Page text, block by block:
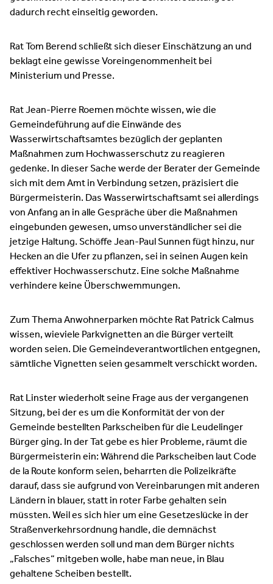
dadurch recht einseitig geworden.
Rat Tom Berend schließt sich dieser Einschätzung an und
beklagt eine gewisse Voreingenommenheit bei
Ministerium und Presse.
Rat Jean-Pierre Roemen möchte wissen, wie die
Gemeindeführung auf die Einwände des
Wasserwirtschaftsamtes bezüglich der geplanten
Maßnahmen zum Hochwasserschutz zu reagieren
gedenke. In dieser Sache werde der Berater der Gemeinde
sich mit dem Amt in Verbindung setzen, präzisiert die
Bürgermeisterin. Das Wasserwirtschaftsamt sei allerdings
von Anfang an in alle Gespräche über die Maßnahmen
eingebunden gewesen, umso unverständlicher sei die
jetzige Haltung. Schöffe Jean-Paul Sunnen fügt hinzu, nur
Hecken an die Ufer zu pflanzen, sei in seinen Augen kein
effektiver Hochwasserschutz. Eine solche Maßnahme
verhindere keine Überschwemmungen.
Zum Thema Anwohnerparken möchte Rat Patrick Calmus
wissen, wieviele Parkvignetten an die Bürger verteilt
worden seien. Die Gemeindeverantwortlichen entgegnen,
sämtliche Vignetten seien gesammelt verschickt worden.
Rat Linster wiederholt seine Frage aus der vergangenen
Sitzung, bei der es um die Konformität der von der
Gemeinde bestellten Parkscheiben für die Leudelinger
Bürger ging. In der Tat gebe es hier Probleme, räumt die
Bürgermeisterin ein: Während die Parkscheiben laut Code
de la Route konform seien, beharrten die Polizeikräfte
darauf, dass sie aufgrund von Vereinbarungen mit anderen
Ländern in blauer, statt in roter Farbe gehalten sein
müssten. Weil es sich hier um eine Gesetzeslücke in der
Straßenverkehrsordnung handle, die demnächst
geschlossen werden soll und man dem Bürger nichts
„Falsches“ mitgeben wolle, habe man neue, in Blau
gehaltene Scheiben bestellt.